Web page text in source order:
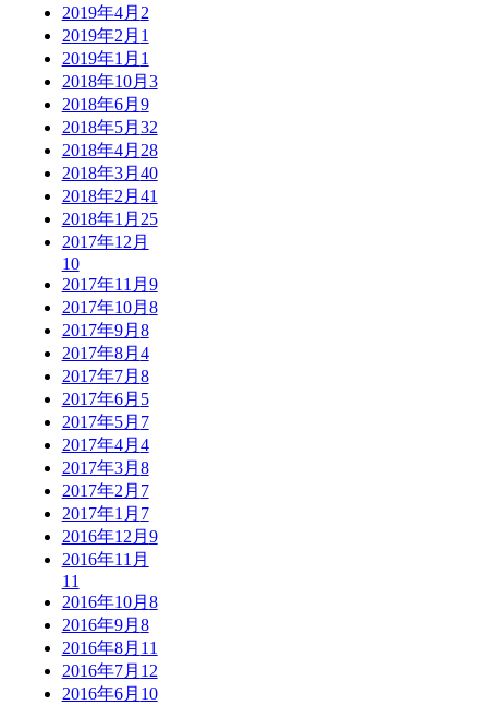
2019年4月 2
2019年2月 1
2019年1月 1
2018年10月 3
2018年6月 9
2018年5月 32
2018年4月 28
2018年3月 40
2018年2月 41
2018年1月 25
2017年12月
10
2017年11月 9
2017年10月 8
2017年9月 8
2017年8月 4
2017年7月 8
2017年6月 5
2017年5月 7
2017年4月 4
2017年3月 8
2017年2月 7
2017年1月 7
2016年12月 9
2016年11月
11
2016年10月 8
2016年9月 8
2016年8月 11
2016年7月 12
2016年6月 10